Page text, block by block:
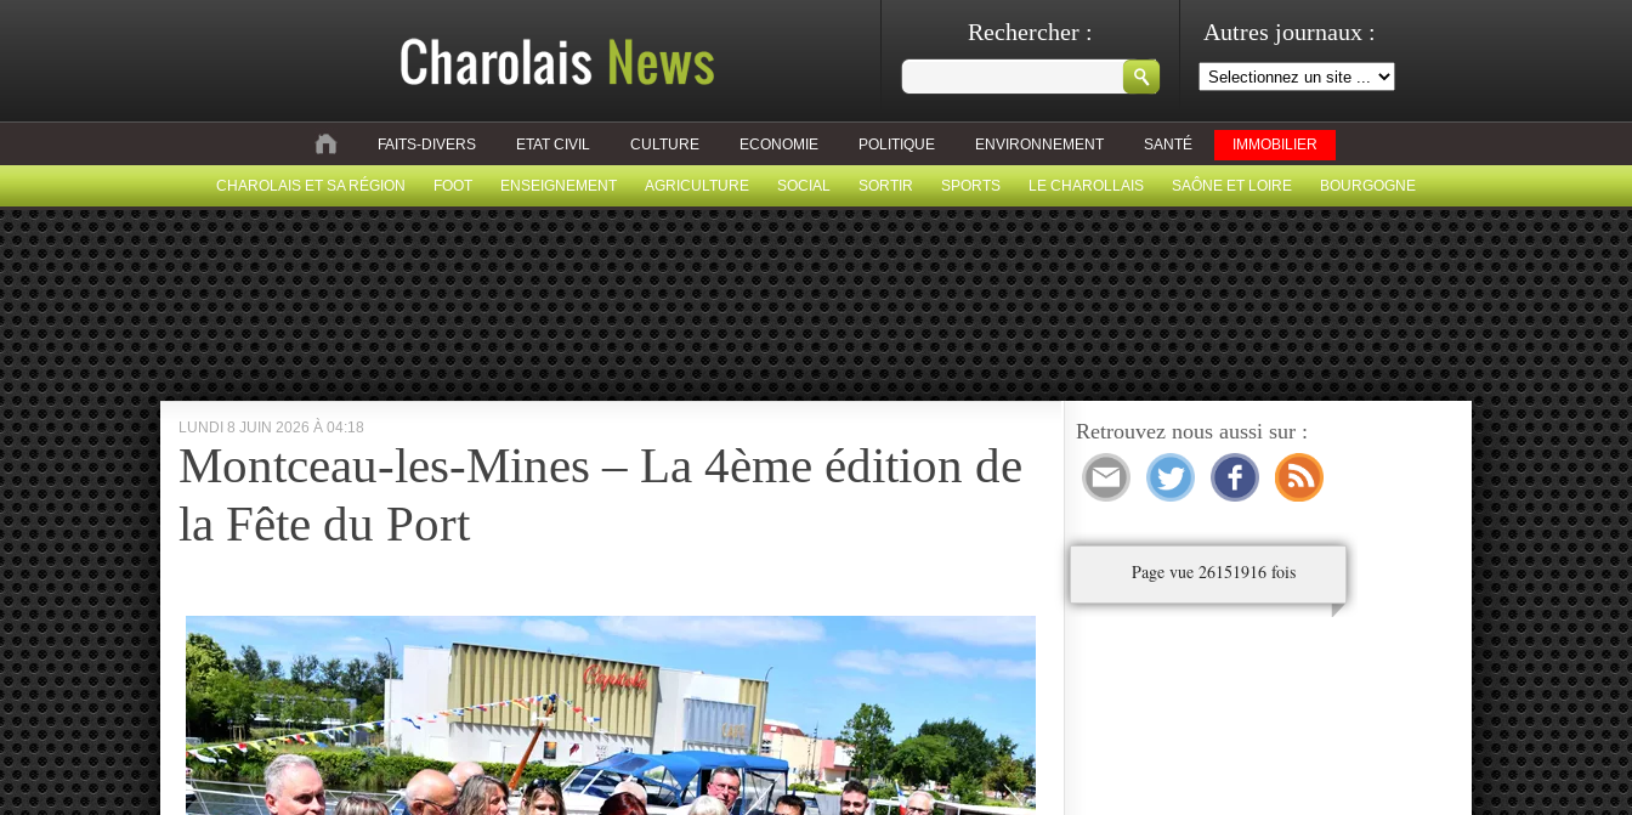
Autres journaux :
Rechercher :
FAITS-DIVERS ETAT CIVIL CULTURE ECONOMIE POLITIQUE ENVIRONNEMENT SANTÉ IMMOBILIER
CHAROLAIS ET SA RÉGION FOOT ENSEIGNEMENT AGRICULTURE SOCIAL SORTIR SPORTS LE CHAROLLAIS SAÔNE ET LOIRE BOURGOGNE
LUNDI 8 JUIN 2026 À 04:18
Montceau-les-Mines – La 4ème édition de
la Fête du Port
Retrouvez nous aussi sur :
Page vue 26151916 fois